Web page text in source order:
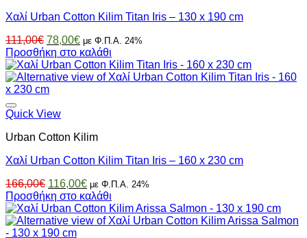
Χαλί Urban Cotton Kilim Titan Iris – 130 x 190 cm
111,00€ Original
price
was:
111,00€.
78,00€Η
τρέχουσα
τιμή
είναι:
με Φ.Π.Α. 24%
Προσθήκη στο καλάθι
Quick View
Urban Cotton Kilim
Χαλί Urban Cotton Kilim Titan Iris – 160 x 230 cm
166,00€ Original
price
was:
166,00€.
116,00€Η
τρέχουσα
τιμή
είναι:
με Φ.Π.Α. 24%
Προσθήκη στο καλάθι